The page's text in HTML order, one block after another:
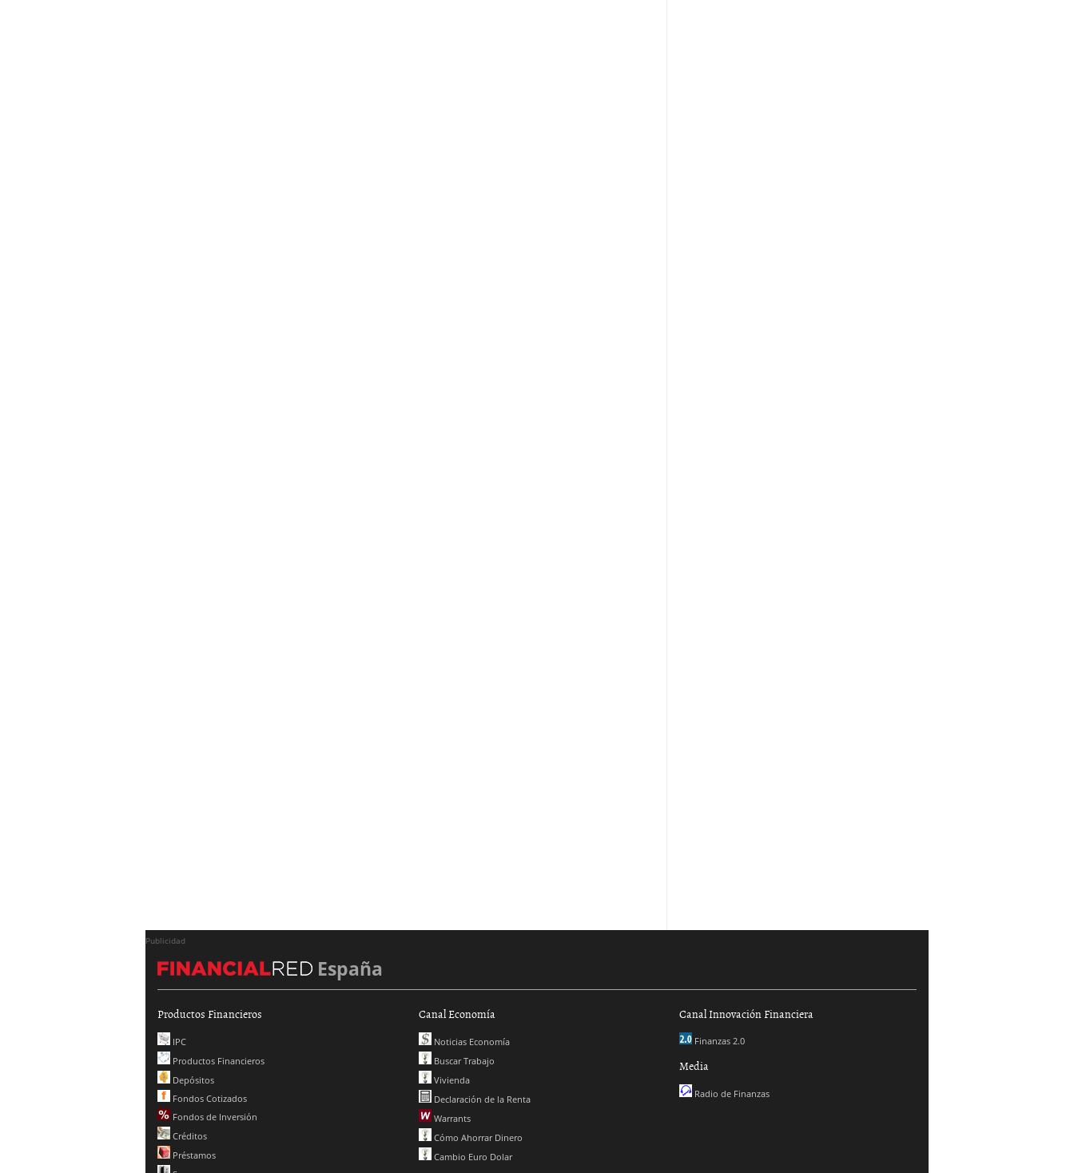
Publicidad
España
Productos Financieros
IPC
Productos Financieros
Depósitos
Fondos Cotizados
Fondos de Inversión
Créditos
Préstamos
Canal Economía
Noticias Economía
Buscar Trabajo
Vivienda
Declaración de la Renta
Warrants
Cómo Ahorrar Dinero
Cambio Euro Dolar
Canal Innovación Financiera
Finanzas 2.0
Media
Radio de Finanzas